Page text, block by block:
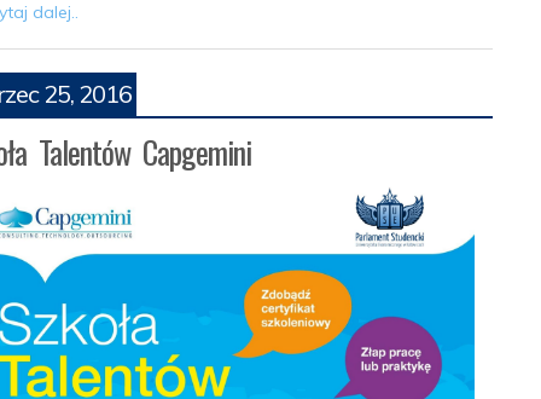
dalej..
25, 2016
Talentów Capgemini